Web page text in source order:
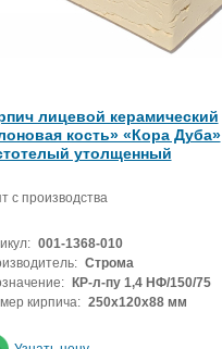
лицевой керамический
кость» «Кора Дуба»
утолщенный
с производства
001-1368-010
Строма
КР-л-пу 1,4 НФ/150/75
кирпича: 250х120х88 мм